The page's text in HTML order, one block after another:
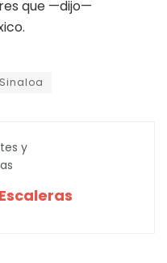
que —dijo—
Sinaloa